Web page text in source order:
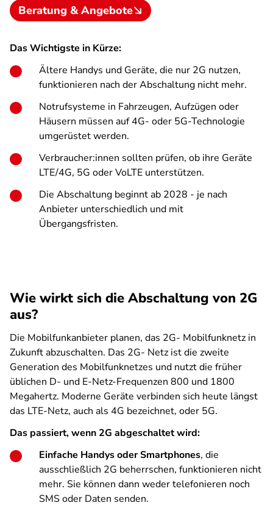
Beratung & Angebote
Das Wichtigste in Kürze:
Ältere Handys und Geräte, die nur 2G nutzen,
funktionieren nach der Abschaltung nicht mehr.
Notrufsysteme in Fahrzeugen, Aufzügen oder
Häusern müssen auf 4G- oder 5G-Technologie
umgerüstet werden.
Verbraucher:innen sollten prüfen, ob ihre Geräte
LTE/4G, 5G oder VoLTE unterstützen.
Die Abschaltung beginnt ab 2028 - je nach
Anbieter unterschiedlich und mit
Übergangsfristen.
Wie wirkt sich die Abschaltung von 2G
aus?
Die Mobilfunkanbieter planen, das 2G- Mobilfunknetz in
Zukunft abzuschalten. Das 2G- Netz ist die zweite
Generation des Mobilfunknetzes und nutzt die früher
üblichen D- und E-Netz-Frequenzen 800 und 1800
Megahertz. Moderne Geräte verbinden sich heute längst
das LTE-Netz, auch als 4G bezeichnet, oder 5G.
Das passiert, wenn 2G abgeschaltet wird:
Einfache Handys oder Smartphones, die
ausschließlich 2G beherrschen, funktionieren nicht
mehr. Sie können dann weder telefonieren noch
SMS oder Daten senden.